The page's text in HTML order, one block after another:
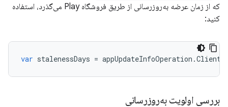
که از زمان عرضه به‌روزرسانی از طریق فروشگاه Play می‌گذرد، استفاده
کنید:
var stalenessDays = appUpdateInfoOperation .
بررسی اولویت به‌روزرسانی